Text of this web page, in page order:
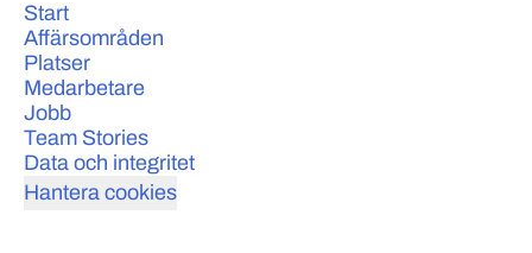
Start
Affärsområden
Platser
Medarbetare
Jobb
Team Stories
Data och integritet
Hantera cookies